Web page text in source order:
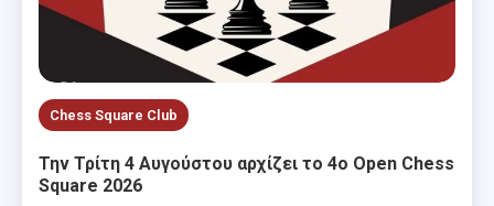
Chess Square Club
Την Τρίτη 4 Αυγούστου αρχίζει το 4ο Open Chess
Square 2026